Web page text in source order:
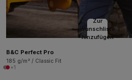
Zur
Wunschliste
hinzufügen
B&C Perfect Pro
185 g/m² / Classic Fit
+1